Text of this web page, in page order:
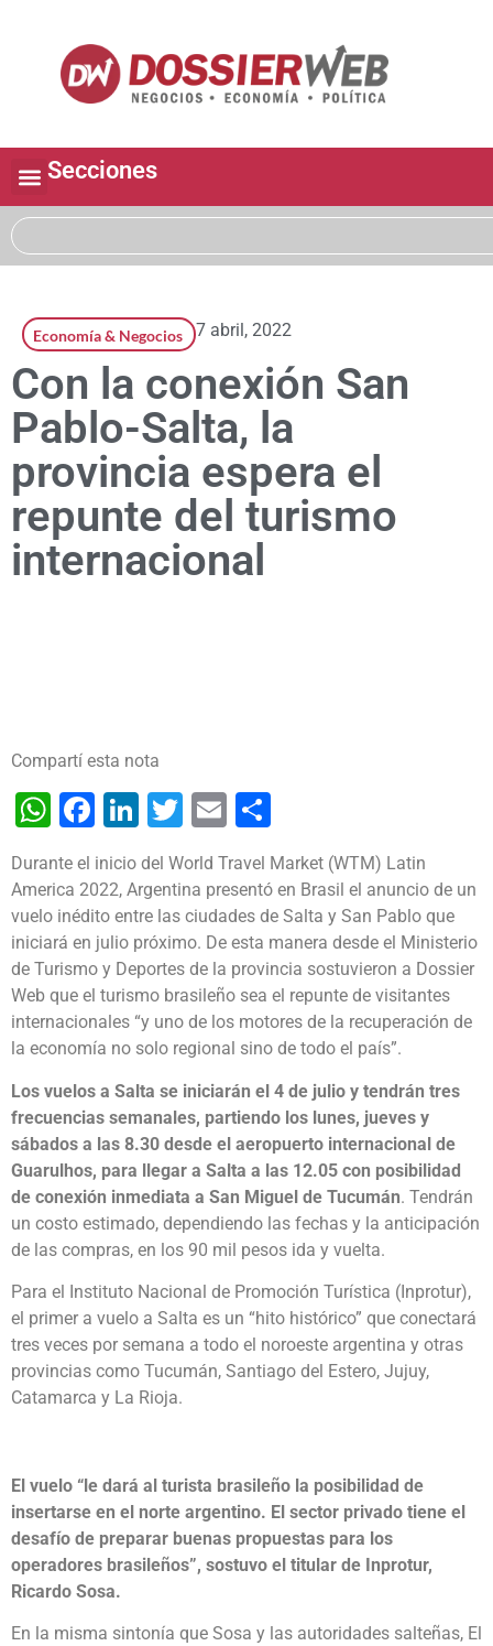
Secciones
Economía & Negocios 7 abril, 2022
Con la conexión San
Pablo-Salta, la
provincia espera el
repunte del turismo
internacional
Compartí esta nota
WhatsApp
Facebook
LinkedIn
Twitter
Email
Durante el inicio del World Travel Market (WTM) Latin
America 2022, Argentina presentó en Brasil el anuncio de un
vuelo inédito entre las ciudades de Salta y San Pablo que
iniciará en julio próximo. De esta manera desde el Ministerio
de Turismo y Deportes de la provincia sostuvieron a Dossier
Web que el turismo brasileño sea el repunte de visitantes
internacionales “y uno de los motores de la recuperación de
la economía no solo regional sino de todo el país”.
Los vuelos a Salta se iniciarán el 4 de julio y tendrán tres
frecuencias semanales, partiendo los lunes, jueves y
sábados a las 8.30 desde el aeropuerto internacional de
Guarulhos, para llegar a Salta a las 12.05 con posibilidad
de conexión inmediata a San Miguel de Tucumán. Tendrán
un costo estimado, dependiendo las fechas y la anticipación
de las compras, en los 90 mil pesos ida y vuelta.
Para el Instituto Nacional de Promoción Turística (Inprotur),
el primer a vuelo a Salta es un “hito histórico” que conectará
tres veces por semana a todo el noroeste argentina y otras
provincias como Tucumán, Santiago del Estero, Jujuy,
Catamarca y La Rioja.
El vuelo “le dará al turista brasileño la posibilidad de
insertarse en el norte argentino. El sector privado tiene el
desafío de preparar buenas propuestas para los
operadores brasileños”, sostuvo el titular de Inprotur,
Ricardo Sosa.
En la misma sintonía que Sosa y las autoridades salteñas, El